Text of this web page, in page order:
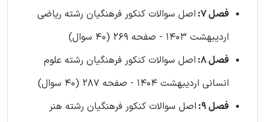
فصل 7:
اصل سوالات کنکور فرهنگیان رشته ریاضی
اردیبهشت 1403 - صفحه 269 (40 سوال)
فصل 8:
اصل سوالات کنکور فرهنگیان رشته علوم
انسانی اردیبهشت 1404 - صفحه 287 (40 سوال)
فصل 9:
اصل سوالات کنکور فرهنگیان رشته هنر